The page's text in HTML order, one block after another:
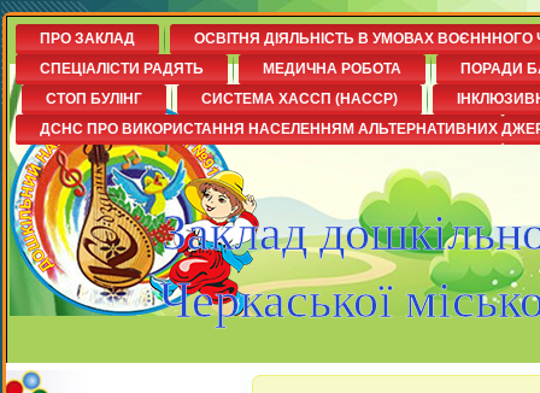
Заклад
Черкаської
ПРО ЗАКЛАД
ОСВІТНЯ ДІЯЛЬНІСТЬ В УМОВАХ ВОЄНННОГО
СПЕЦІАЛІСТИ РАДЯТЬ
МЕДИЧНА РОБОТА
ПОРАДИ
СТОП БУЛІНГ
СИСТЕМА ХАССП (НАССР)
ДСНС ПРО ВИКОРИСТАННЯ НАСЕЛЕННЯМ АЛЬТЕРНАТИВНИХ